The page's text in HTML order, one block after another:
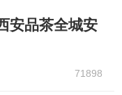
安品茶全城安
71898